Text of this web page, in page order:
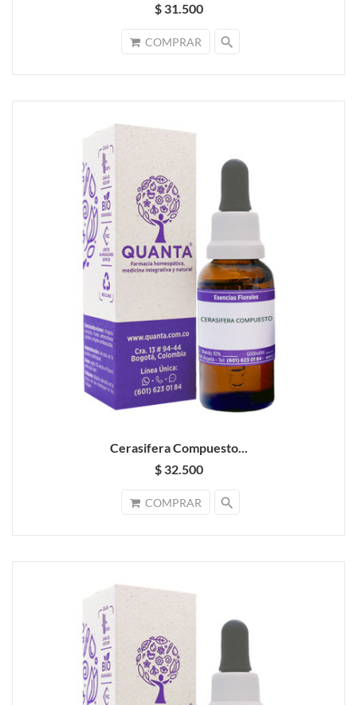
$ 31.500
COMPRAR search
Cerasifera Compuesto...
$ 32.500
COMPRAR search